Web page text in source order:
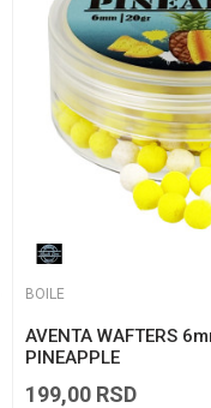
BOILE
AVENTA WAFTERS
PINEAPPLE
199,00 RSD